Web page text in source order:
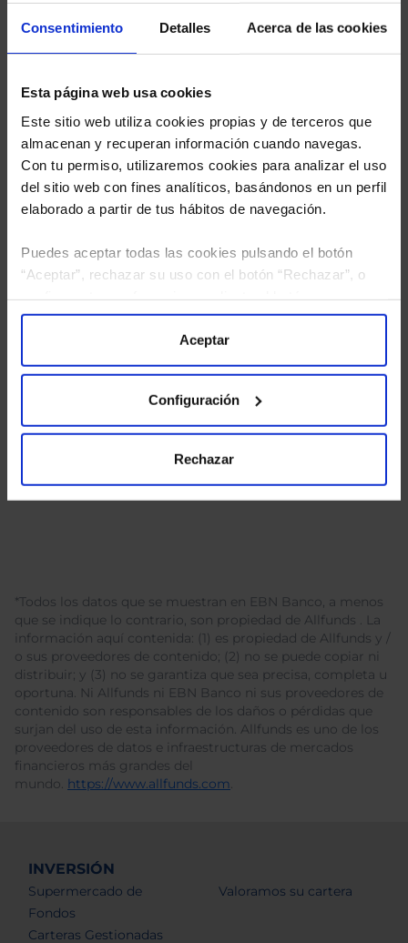
Consentimiento Detalles Acerca de las cookies
Esta página web usa cookies
Este sitio web utiliza cookies propias y de terceros que
almacenan y recuperan información cuando navegas.
Con tu permiso, utilizaremos cookies para analizar el uso
del sitio web con fines analíticos, basándonos en un perfil
elaborado a partir de tus hábitos de navegación.
Puedes aceptar todas las cookies pulsando el botón
“Aceptar”, rechazar su uso con el botón “Rechazar”, o
“Configuración”. Consulta nuestraPolítica
para más información.
Aceptar
Configuración
Rechazar
estudio gratuito de sus alternativas de Clases
Limpias con las que podrá ahorrar en sus costes.
la política de privacidad
tratamiento de mis datos personales.
*Todos los datos que se muestran en EBN Banco, a menos
que se indique lo contrario, son propiedad de Allfunds . La
información aquí contenida: (1) es propiedad de Allfunds y /
o sus proveedores de contenido; (2) no se puede copiar ni
distribuir; y (3) no se garantiza que sea precisa, completa u
oportuna. Ni Allfunds ni EBN Banco ni sus proveedores de
contenido son responsables de los daños o pérdidas que
surjan del uso de esta información. Allfunds es uno de los
proveedores de datos e infraestructuras de mercados
financieros más grandes del
mundo. https://www.allfunds.com.
INVERSIÓN
Supermercado de
Fondos
Carteras Gestionadas
Valoramos su cartera